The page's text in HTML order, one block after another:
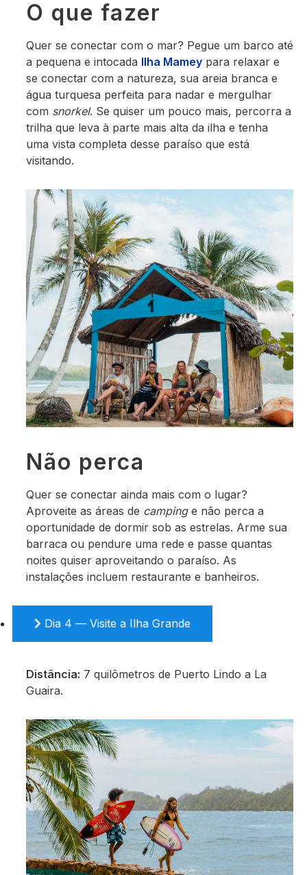
O que fazer
Quer se conectar com o mar? Pegue um barco até
a pequena e intocada Ilha Mameypara relaxar e
se conectar com a natureza, sua areia branca e
água turquesa perfeita para nadar e mergulhar
com snorkel. Se quiser um pouco mais, percorra a
trilha que leva à parte mais alta da ilha e tenha
uma vista completa desse paraíso que está
visitando.
Não perca
Quer se conectar ainda mais com o lugar?
Aproveite as áreas de campinge não perca a
oportunidade de dormir sob as estrelas. Arme sua
barraca ou pendure uma rede e passe quantas
noites quiser aproveitando o paraíso. As
instalações incluem restaurante e banheiros.
Dia 4 — Visite a Ilha Grande
Distância: 7 quilômetros de Puerto Lindo a La
Guaira.